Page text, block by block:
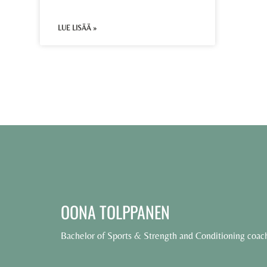
LUE LISÄÄ »
OONA TOLPPANEN
Bachelor of Sports & Strength and Conditioning